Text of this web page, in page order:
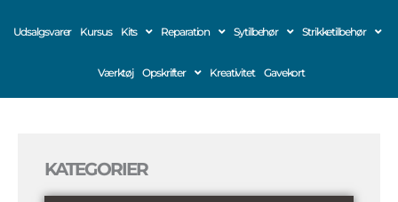
Udsalgsvarer Kursus Kits Reparation Sytilbehør Strikketilbehør
Værktøj Opskrifter Kreativitet Gavekort
KATEGORIER